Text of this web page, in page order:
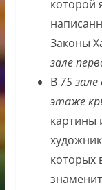
которой
Законы
зале
В 75
этаже
картины
которых